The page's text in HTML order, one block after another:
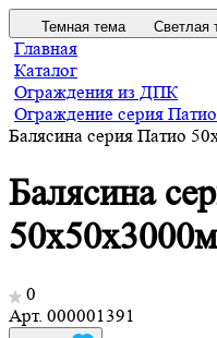
Темная тема Светлая
Главная
Каталог
Ограждения из ДПК
Ограждение серия Патио
Балясина серия Патио
Балясина
0
Арт. 000001391